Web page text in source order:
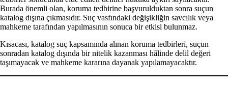
Burada önemli olan, koruma tedbirine başvurulduktan sonra suçun
katalog dışına çıkmasıdır. Suç vasfındaki değişikliğin savcılık veya
mahkeme tarafından yapılmasının sonuca bir etkisi bulunmaz.
Kısacası, katalog suç kapsamında alınan koruma tedbirleri, suçun
sonradan katalog dışında bir nitelik kazanması hâlinde delil değeri
taşımayacak ve mahkeme kararına dayanak yapılamayacaktır.